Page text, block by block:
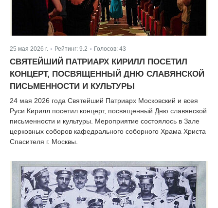
25 мая 2026 г. | Рейтинг: 9.2 Голосов: 43
СВЯТЕЙШИЙ ПАТРИАРХ КИРИЛЛ ПОСЕТИЛ
КОНЦЕРТ, ПОСВЯЩЕННЫЙ ДНЮ СЛАВЯНСКОЙ
ПИСЬМЕННОСТИ И КУЛЬТУРЫ
24 мая 2026 года Святейший Патриарх Московский и всея
Руси Кирилл посетил концерт, посвященный Дню славянской
письменности и культуры. Мероприятие состоялось в Зале
церковных соборов кафедрального соборного Храма Христа
Спасителя г. Москвы.